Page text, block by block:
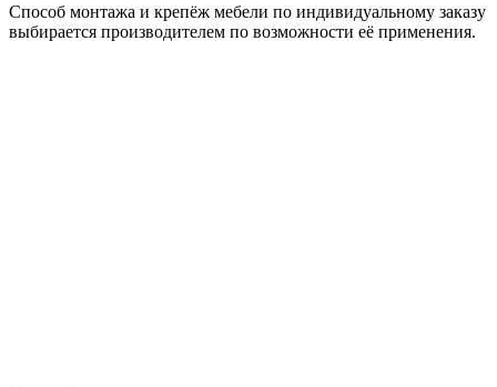
Способ монтажа и крепёж мебели по индивидуальному заказу
выбирается производителем по возможности её применения.